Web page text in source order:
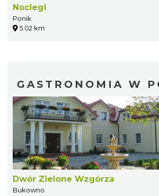
Noclegi
Ponik
5.02 km
GASTRONOMIA W
Dwór Zielone Wzgórza
Bukowno